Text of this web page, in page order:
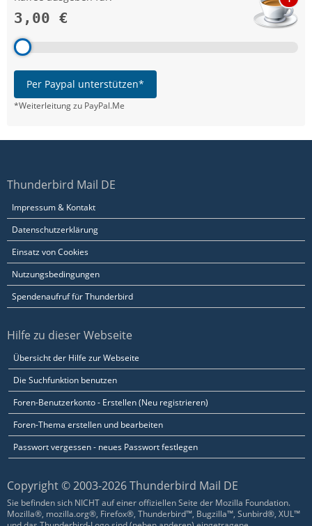
3,00 €
Per Paypal unterstützen*
*Weiterleitung zu PayPal.Me
Thunderbird Mail DE
Impressum & Kontakt
Datenschutzerklärung
Einsatz von Cookies
Nutzungsbedingungen
Spendenaufruf für Thunderbird
Hilfe zu dieser Webseite
Übersicht der Hilfe zur Webseite
Die Suchfunktion benutzen
Foren-Benutzerkonto - Erstellen (Neu registrieren)
Foren-Thema erstellen und bearbeiten
Passwort vergessen - neues Passwort festlegen
Copyright © 2003-2026 Thunderbird Mail DE
Sie befinden sich NICHT auf einer offiziellen Seite der Mozilla Foundation.
Mozilla®, mozilla.org®, Firefox®, Thunderbird™, Bugzilla™, Sunbird®, XUL™